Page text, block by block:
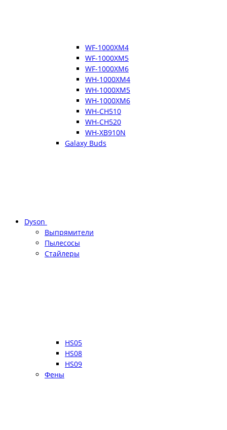
WF-1000XM4
WF-1000XM5
WF-1000XM6
WH-1000XM4
WH-1000XM5
WH-1000XM6
WH-CH510
WH-CH520
WH-XB910N
Galaxy Buds
Dyson
Выпрямители
Пылесосы
Стайлеры
HS05
HS08
HS09
Фены